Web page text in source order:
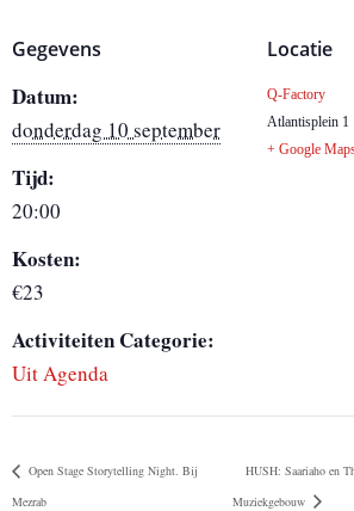
Gegevens
Datum:
donderdag 10 september
Tijd:
20:00
Kosten:
€23
Activiteiten Categorie:
Uit Agenda
Locatie
Q-Factory
Atlantisplein 1
+ Google
Open Stage Storytelling Night. Bij
Mezrab
HUSH: Saariaho en
Muziekgebouw